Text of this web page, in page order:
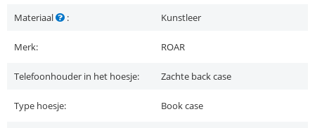
Materiaal : Kunstleer
Merk: ROAR
Telefoonhouder in het hoesje: Zachte back case
Type hoesje: Book case